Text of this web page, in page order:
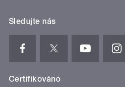
Sledujte nás
Certifikováno